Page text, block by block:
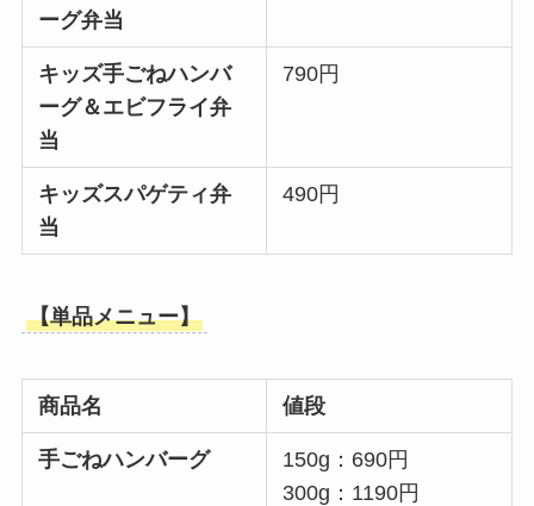
ーグ弁当
キッズ手ごねハンバ
ーグ＆エビフライ弁
当
790円
キッズスパゲティ弁
当
490円
【単品メニュー】
商品名 値段
手ごねハンバーグ
150g：690円
300g：1190円